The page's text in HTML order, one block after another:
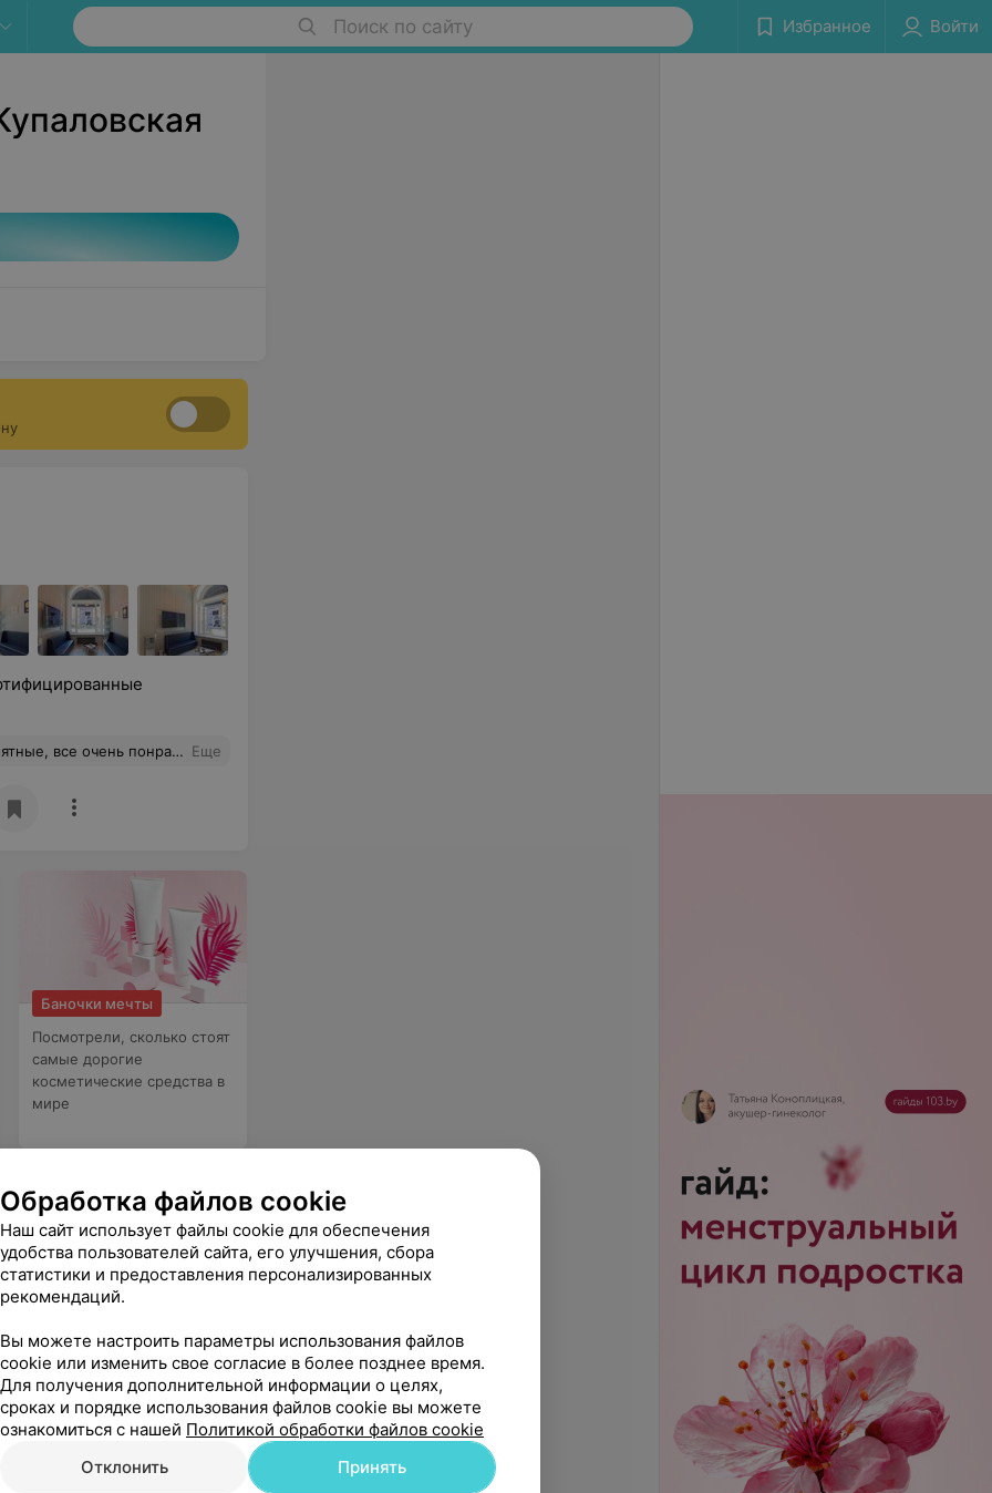
Поиск по сайту Избранное Войти
все очень понравилось! Еще
Баночки мечты
Посмотрели, сколько стоят
самые дорогие
косметические средства в
мире
к себе домой.
Обработка файлов cookie
Наш сайт использует файлы cookie для обеспечения
удобства пользователей сайта, его улучшения, сбора
статистики и предоставления персонализированных
рекомендаций.
Вы можете настроить параметры использования файлов
cookie или изменить свое согласие в более позднее время.
Для получения дополнительной информации о целях,
сроках и порядке использования файлов cookie вы можете
ознакомиться с нашей Политикой обработки файлов cookie
Отклонить
Принять